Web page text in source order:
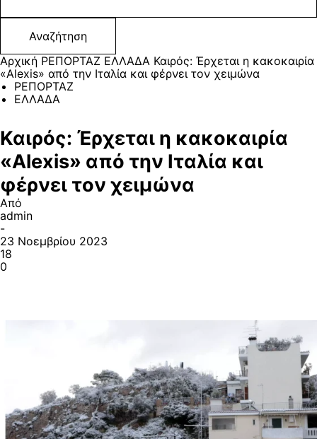
Αρχική ΡΕΠΟΡΤΑΖ ΕΛΛΑΔΑ Καιρός: Έρχεται η κακοκαιρία
«Alexis» από την Ιταλία και φέρνει τον χειμώνα
ΡΕΠΟΡΤΑΖ
ΕΛΛΑΔΑ
Καιρός: Έρχεται η κακοκαιρία
«Alexis» από την Ιταλία και
φέρνει τον χειμώνα
Από
admin
-
23 Νοεμβρίου 2023
18
0